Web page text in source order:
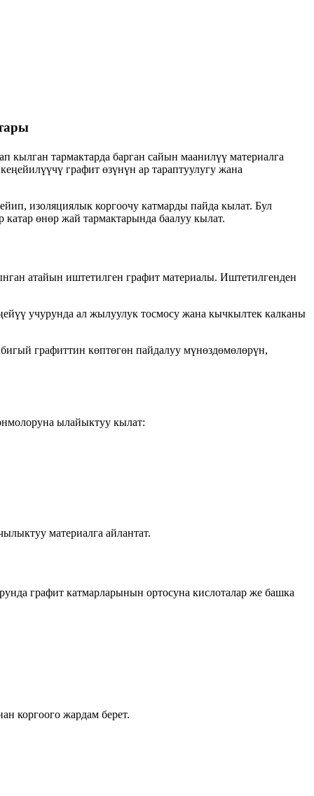
кылган тармактарда барган сайын маанилүү материалга
графит өзүнүн ар тараптуулугу жана
изоляциялык коргоочу катмарды пайда кылат. Бул
өнөр жай тармактарында баалуу кылат.
атайын иштетилген графит материалы. Иштетилгенден
учурунда ал жылуулук тосмосу жана кычкылтек калканы
графиттин көптөгөн пайдалуу мүнөздөмөлөрүн,
ылайыктуу кылат:
материалга айлантат.
графит катмарларынын ортосуна кислоталар же башка
коргоого жардам берет.